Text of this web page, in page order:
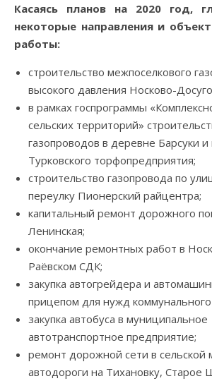
Касаясь планов на 2020 год,
некоторые направления и
работы:
строительство межпоселкового
высокого давления Носково-
в рамках госпрограммы
сельских территорий»
газопроводов в деревне Барсуки и
Турковского торфопредприятия;
строительство газопровода по
переулку Пионерский райцентра;
капитальный ремонт дорожного
Ленинская;
окончание ремонтных работ в
Раёвском СДК;
закупка автогрейдера и
прицепом для нужд
закупка автобуса в муниципальное
автотранспортное предприятие;
ремонт дорожной сети в сельской
автодороги на Тихановку, Старое